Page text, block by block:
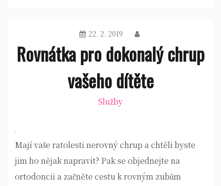
22. 2. 2019
Rovnátka pro dokonalý chrup
vašeho dítěte
Služby
Mají vaše ratolesti nerovný chrup a chtěli byste
jim ho nějak napravit? Pak se objednejte na
ortodoncii a začněte cestu k rovným zubům